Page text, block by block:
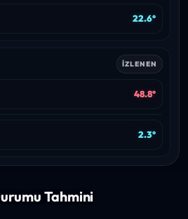
22.6°
İZLENEN
48.8°
2.3°
Tahmini